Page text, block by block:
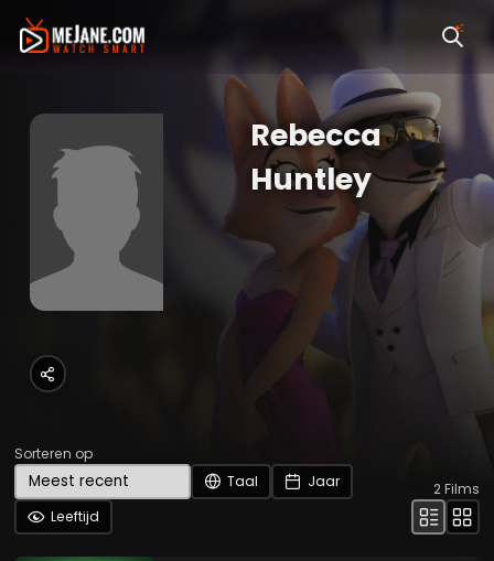
Rebecca
Huntley
Sorteren op
Taal
Jaar
Leeftijd
2Films